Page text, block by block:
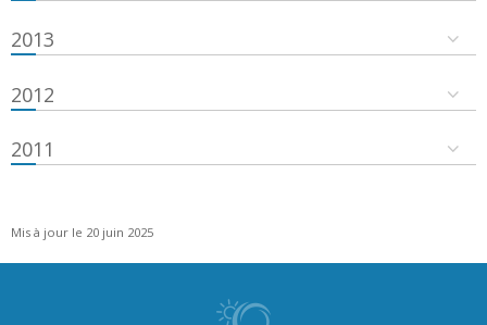
2013
2012
2011
Mis à jour le 20 juin 2025